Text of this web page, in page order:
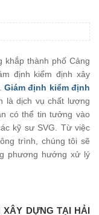
khắp thành phố Cảng
định kiểm định xây
Giám định kiểm định
là dịch vụ chất lượng
có thể tin tưởng vào
kỹ sư SVG. Từ việc
trình, chúng tôi sẽ
phương hướng xử lý
DỰNG TẠI HẢI